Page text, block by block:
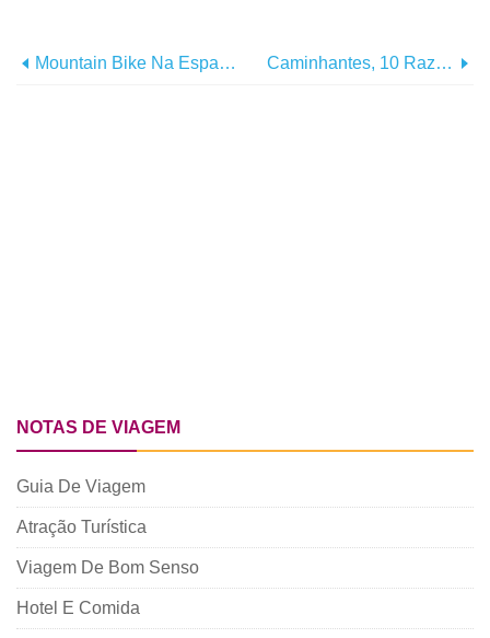
Mountain Bike Na Espanha Caminhantes, 10 Razões Para Viajar Para A Espanha
NOTAS DE VIAGEM
Guia De Viagem
Atração Turística
Viagem De Bom Senso
Hotel E Comida